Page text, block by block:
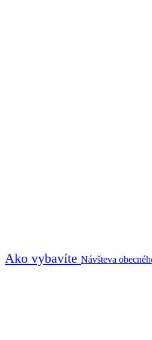
Ako vybavíte Návšteva